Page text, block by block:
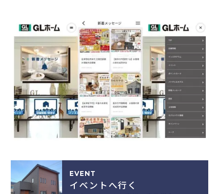
EVENT
イベントへ行く